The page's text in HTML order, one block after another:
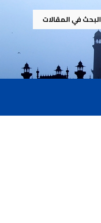
البحث في المقالات